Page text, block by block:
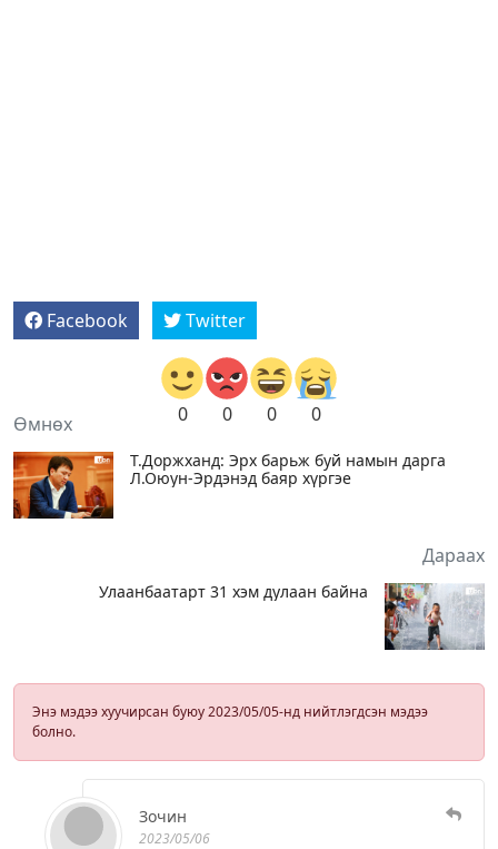
Facebook Twitter
0 0 0 0
Өмнөх
Т.Доржханд: Эрх барьж буй намын дарга
Л.Оюун-Эрдэнэд баяр хүргэе
Дараах
Улаанбаатарт 31 хэм дулаан байна
Энэ мэдээ хуучирсан буюу 2023/05/05-нд нийтлэгдсэн мэдээ
болно.
Зочин
2023/05/06